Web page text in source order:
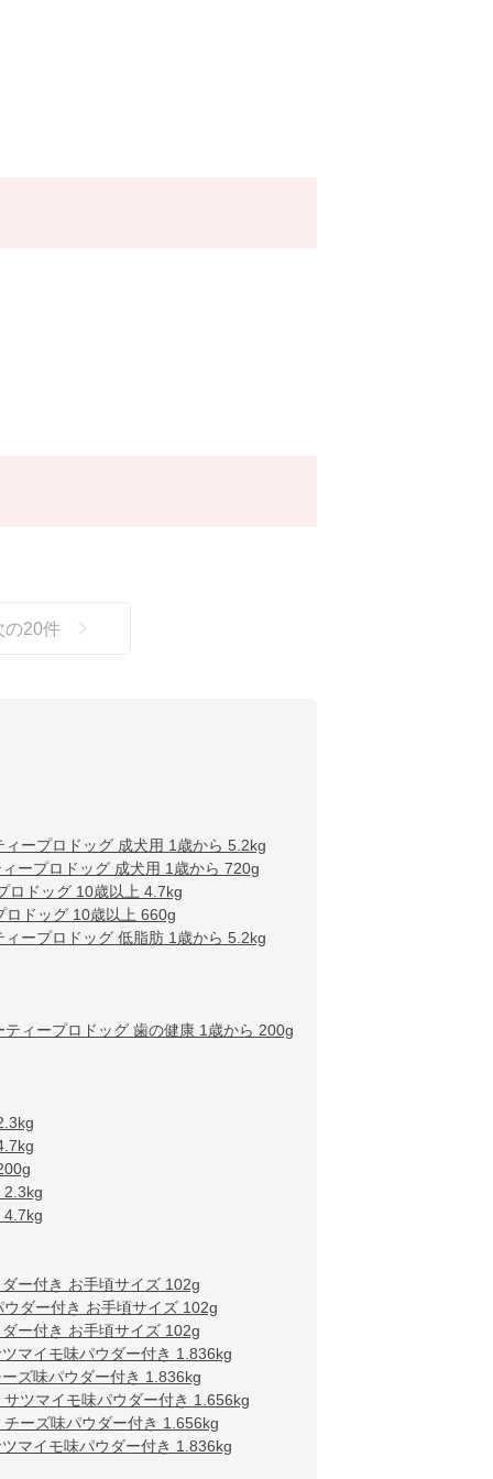
の20件
ィープロドッグ 成犬用 1歳から 5.2kg
ープロドッグ 成犬用 1歳から 720g
ロドッグ 10歳以上 4.7kg
ロドッグ 10歳以上 660g
ィープロドッグ 低脂肪 1歳から 5.2kg
ティープロドッグ 歯の健康 1歳から 200g
2.3kg
4.7kg
ー付き お手頃サイズ 102g
ダー付き お手頃サイズ 102g
ー付き お手頃サイズ 102g
マイモ味パウダー付き 1.836kg
ズ味パウダー付き 1.836kg
ツマイモ味パウダー付き 1.656kg
ーズ味パウダー付き 1.656kg
マイモ味パウダー付き 1.836kg